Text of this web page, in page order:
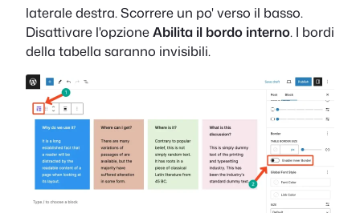
laterale destra. Scorrere un po' verso il basso.
Disattivare l'opzioneAbilita il bordo interno. I bordi
della tabella saranno invisibili.